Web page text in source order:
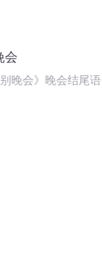
会
别晚会》晚会结尾语